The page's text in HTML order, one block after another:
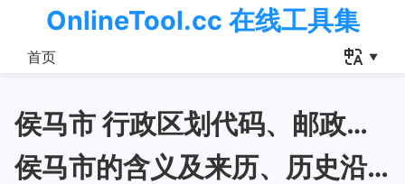
OnlineTool.cc 在线工具集
首页
侯马市 行政区划代码、邮政编码、区号查询
侯马市的含义及来历、历史沿革